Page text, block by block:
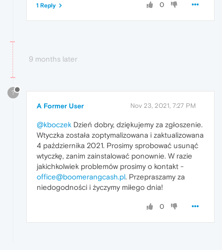
0
1 Reply
9 months later
?
A Former User Nov 23, 2021, 7:27 PM
@kboczek Dzień dobry, dziękujemy za zgłoszenie.
Wtyczka została zoptymalizowana i zaktualizowana
4 października 2021. Prosimy sprobować usunąć
wtyczkę, zanim zainstalować ponownie. W razie
jakichkolwiek problemów prosimy o kontakt -
office@boomerangcash.pl. Przepraszamy za
niedogodności i życzymy miłego dnia!
0